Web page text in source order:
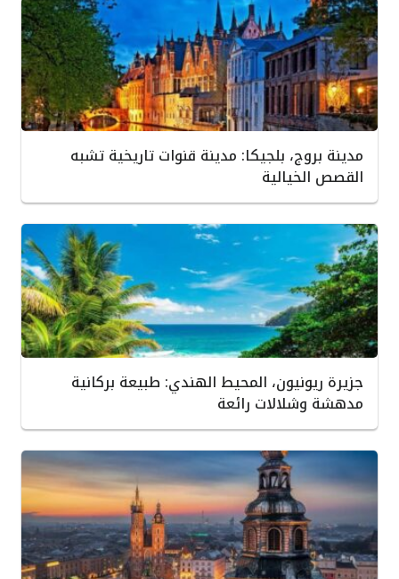
مدينة بروج، بلجيكا: مدينة قنوات تاريخية تشبه
القصص الخيالية
جزيرة ريونيون، المحيط الهندي: طبيعة بركانية
مدهشة وشلالات رائعة